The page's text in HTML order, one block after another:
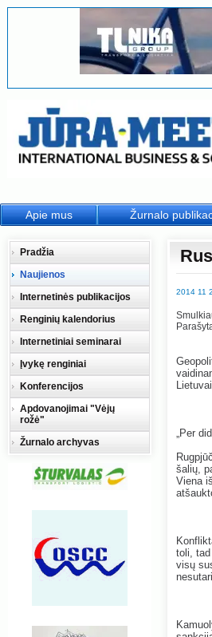
2014 11
„Per
šalių,
Viena
toli,
visų
Pradžia
Naujienos
Internetinės publikacijos
Renginių kalendorius
Internetiniai seminarai
Įvykę renginiai
Konferencijos
Apdovanojimai "Vėjų
rožė"
Žurnalo archyvas
Apie mus Žurnalo